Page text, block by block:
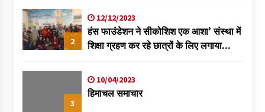
2
12/12/2023
हंस फाउंडेशन ने सीकोशिश एक आशा’ संस्था में
शिक्षा ग्रहण कर रहे छात्रों के लिए लगाया
3
10/04/2023
हिमाचल समाचार